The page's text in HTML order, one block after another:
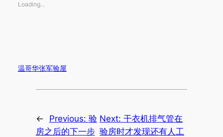
Loading…
温哥华张军验屋
← Previous: 验
房之后的下一步
Next:干衣机排气管在
验房时才发现还有人工